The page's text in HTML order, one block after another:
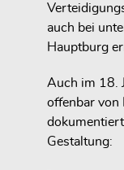
auch bei
Hauptburg
Auch im 18.
offenbar von
Gestaltung: